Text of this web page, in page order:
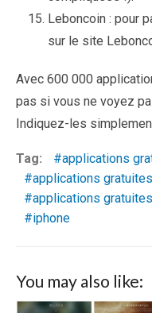
Leboncoin : pour
sur le site
Avec 600 000
pas si vous ne voyez
Indiquez-les
Tag:
applications
applications
applications
iphone
You may also like: